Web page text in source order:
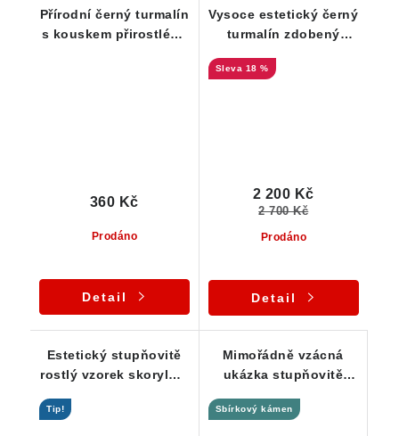
Přírodní černý turmalín
s kouskem přirostlého
Prodáno
360 Kč
Detail
Vysoce estetický černý
turmalín zdobený
18 %
Prodáno
2 200 Kč
2 700 Kč
Detail
Estetický stupňovitě
rostlý vzorek skorylu s
Tip!
Mimořádně vzácná
ukázka stupňovitě
turmalínu
Sbírkový kámen